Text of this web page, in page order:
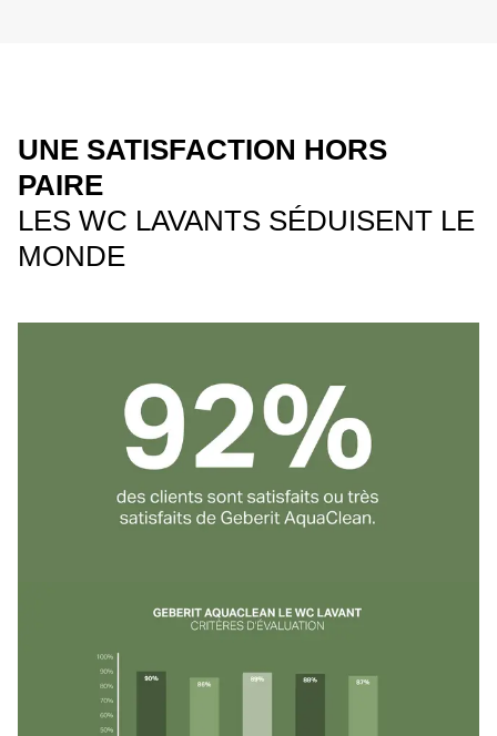
UNE SATISFACTION HORS
PAIRE
LES WC LAVANTS SÉDUISENT LE
MONDE